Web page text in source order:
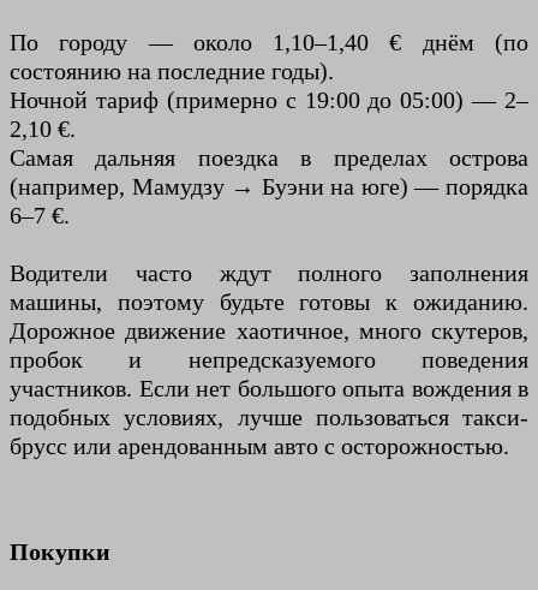
По городу — около 1,10–1,40 € днём (по
состоянию на последние годы).
Ночной тариф (примерно с 19:00 до 05:00) — 2–
2,10 €.
Самая дальняя поездка в пределах острова
(например, Мамудзу → Буэни на юге) — порядка
6–7 €.
Водители часто ждут полного заполнения
машины, поэтому будьте готовы к ожиданию.
Дорожное движение хаотичное, много скутеров,
пробок и непредсказуемого поведения
участников. Если нет большого опыта вождения в
подобных условиях, лучше пользоваться такси-
брусс или арендованным авто с осторожностью.
Покупки